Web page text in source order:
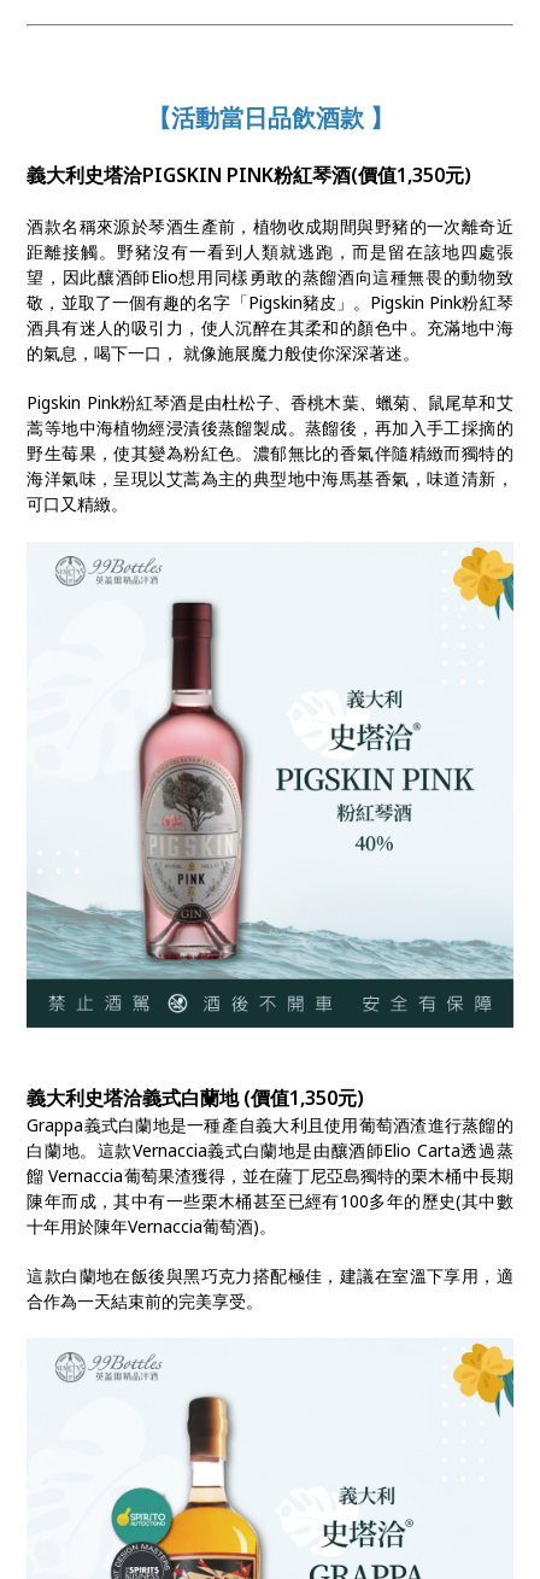
【活動當日品飲酒款 】
義大利史塔洽PIGSKIN PINK粉紅琴酒(價值1,350元)
酒款名稱來源於琴酒生產前，植物收成期間與野豬的一次離奇近
距離接觸。野豬沒有一看到人類就逃跑，而是留在該地四處張
望，因此釀酒師Elio想用同樣勇敢的蒸餾酒向這種無畏的動物致
敬，並取了一個有趣的名字「Pigskin豬皮」。Pigskin Pink粉紅琴
酒具有迷人的吸引力，使人沉醉在其柔和的顏色中。充滿地中海
的氣息，喝下一口， 就像施展魔力般使你深深著迷。
Pigskin Pink粉紅琴酒是由杜松子、香桃木葉、蠟菊、鼠尾草和艾
蒿等地中海植物經浸漬後蒸餾製成。蒸餾後，再加入手工採摘的
野生莓果，使其變為粉紅色。濃郁無比的香氣伴隨精緻而獨特的
海洋氣味，呈現以艾蒿為主的典型地中海馬基香氣，味道清新，
可口又精緻。
義大利史塔洽義式白蘭地 (價值1,350元)
Grappa義式白蘭地是一種產自義大利且使用葡萄酒渣進行蒸餾的
白蘭地。這款Vernaccia義式白蘭地是由釀酒師Elio Carta透過蒸
餾 Vernaccia葡萄果渣獲得，並在薩丁尼亞島獨特的栗木桶中長期
陳年而成，其中有一些栗木桶甚至已經有100多年的歷史(其中數
十年用於陳年Vernaccia葡萄酒)。
這款白蘭地在飯後與黑巧克力搭配極佳，建議在室溫下享用，適
合作為一天結束前的完美享受。